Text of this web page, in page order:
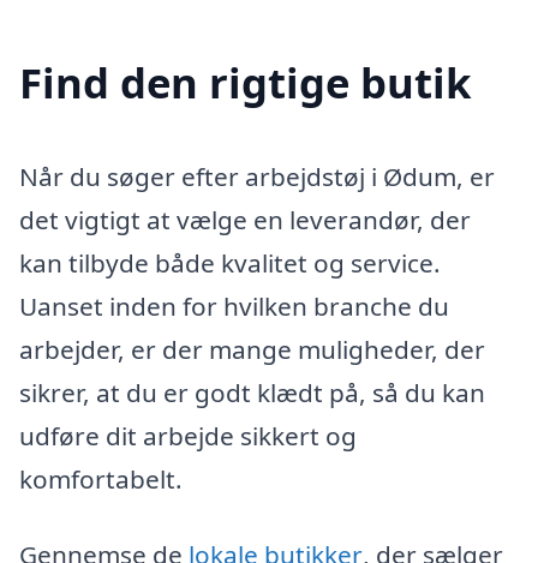
Find den rigtige butik
Når du søger efter arbejdstøj i Ødum, er
det vigtigt at vælge en leverandør, der
kan tilbyde både kvalitet og service.
Uanset inden for hvilken branche du
arbejder, er der mange muligheder, der
sikrer, at du er godt klædt på, så du kan
udføre dit arbejde sikkert og
komfortabelt.
Gennemse de lokale butikker, der sælger